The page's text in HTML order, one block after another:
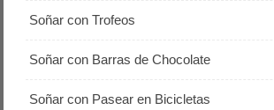
Soñar con Trofeos
Soñar con Barras de Chocolate
Soñar con Pasear en Bicicletas